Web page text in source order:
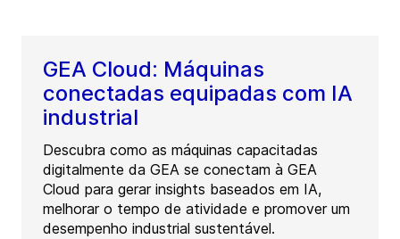
GEA Cloud: Máquinas
conectadas equipadas com IA
industrial
Descubra como as máquinas capacitadas
digitalmente da GEA se conectam à GEA
Cloud para gerar insights baseados em IA,
melhorar o tempo de atividade e promover um
desempenho industrial sustentável.